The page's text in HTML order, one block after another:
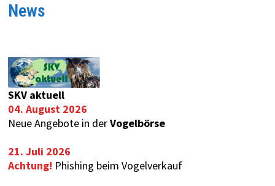
News
SKV aktuell
04. August 2026
Neue Angebote in derVogelbörse
21. Juli 2026
Achtung! Phishing beim Vogelverkauf